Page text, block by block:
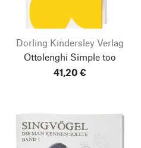
Dorling Kindersley Verlag
Ottolenghi Simple too
41,20 €